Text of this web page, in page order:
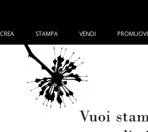
CREA STAMPA VENDI PROMUOVI